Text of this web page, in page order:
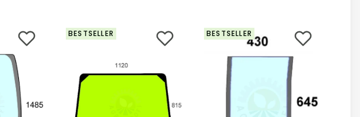
BESTSELLER BESTSELLER